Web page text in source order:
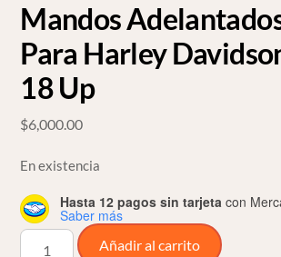
Mandos
Para Harley
18 Up
$6,000.00
En existencia
Hasta 12 pagos sin tarjeta con
Saber más
Mandos
Añadir al carrito